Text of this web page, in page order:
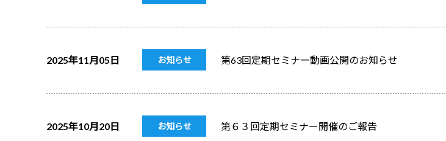
2025年11月05日 お知らせ 第63回定期セミナー動画公開のお知らせ
2025年10月20日 お知らせ 第６３回定期セミナー開催のご報告